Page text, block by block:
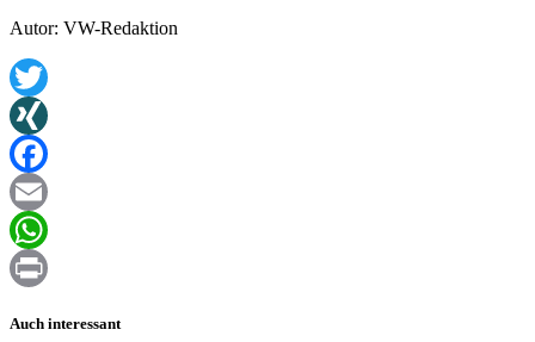
Autor: VW-Redaktion
Twitter
XING
Facebook
Email
WhatsApp
Auch interessant